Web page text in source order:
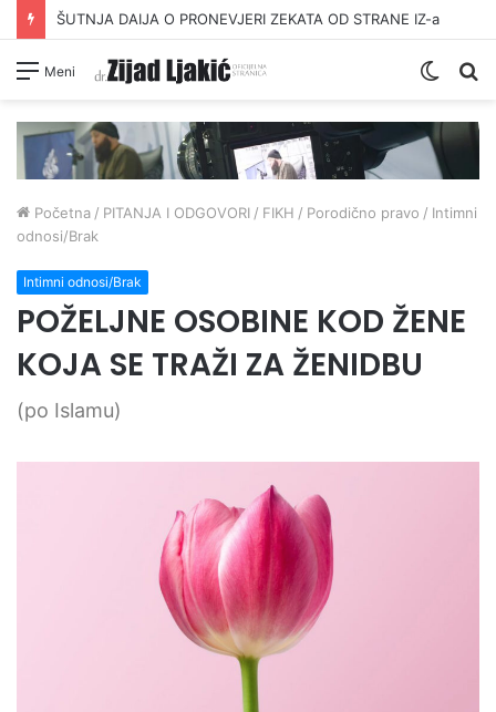
ŠUTNJA DAIJA O PRONEVJERI ZEKATA OD STRANE IZ-a
Meni
Switch
Početna / PITANJA I ODGOVORI / FIKH / Porodično pravo / Intimni
odnosi/Brak
Intimni odnosi/Brak
POŽELJNE OSOBINE KOD ŽENE
KOJA SE TRAŽI ZA ŽENIDBU
(po Islamu)